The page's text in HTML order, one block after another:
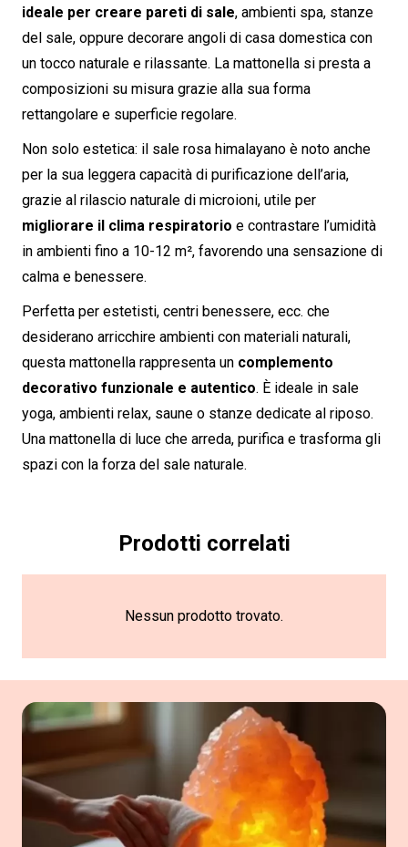
ideale per creare pareti di sale, ambienti spa, stanze
del sale, oppure decorare angoli di casa domestica con
un tocco naturale e rilassante. La mattonella si presta a
composizioni su misura grazie alla sua forma
rettangolare e superficie regolare.
Non solo estetica: il sale rosa himalayano è noto anche
per la sua leggera capacità di purificazione dell’aria,
grazie al rilascio naturale di microioni, utile per
migliorare il clima respiratorio e contrastare l’umidità
in ambienti fino a 10-12 m², favorendo una sensazione di
calma e benessere.
Perfetta per estetisti, centri benessere, ecc. che
desiderano arricchire ambienti con materiali naturali,
questa mattonella rappresenta un complemento
decorativo funzionale e autentico. È ideale in sale
yoga, ambienti relax, saune o stanze dedicate al riposo.
Una mattonella di luce che arreda, purifica e trasforma gli
spazi con la forza del sale naturale.
Prodotti correlati
Nessun prodotto trovato.